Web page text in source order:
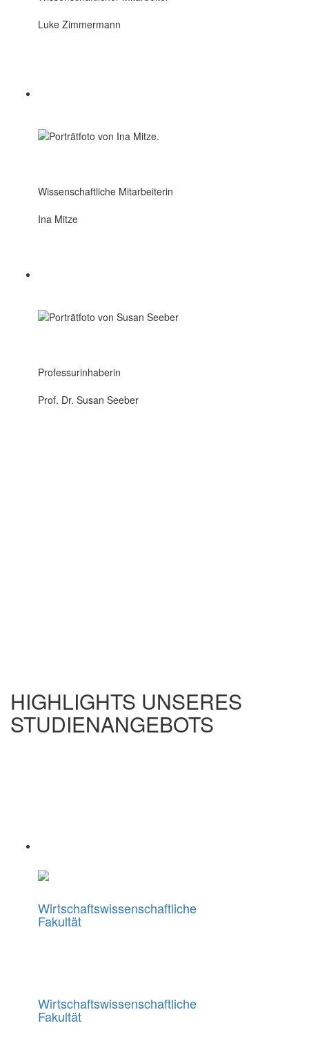
Luke Zimmermann
Wissenschaftliche Mitarbeiterin
Ina Mitze
Professurinhaberin
Prof. Dr. Susan Seeber
HIGHLIGHTS UNSERES
STUDIENANGEBOTS
Wirtschaftswissenschaftliche
Fakultät
Wirtschaftswissenschaftliche
Fakultät